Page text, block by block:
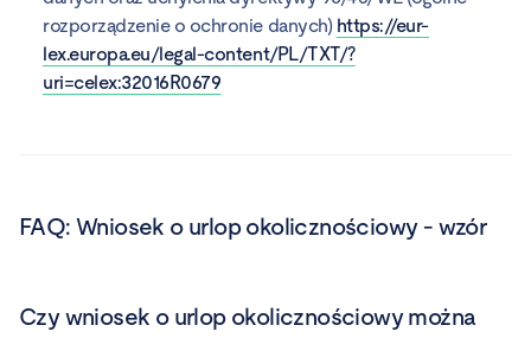
rozporządzenie o ochronie danych) https://eur-
lex.europa.eu/legal-content/PL/TXT/?
uri=celex:32016R0679
FAQ: Wniosek o urlop okolicznościowy - wzór
Czy wniosek o urlop okolicznościowy można